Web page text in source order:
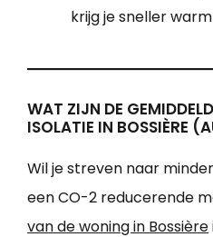
krijg je sneller warm
WAT ZIJN DE
ISOLATIE IN BOSSIÈRE
Wil je streven naar
een CO-2 reducerende
van de woning in Bossière